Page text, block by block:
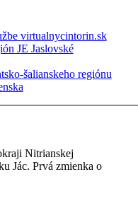
virtualnycintorin.sk
JE Jaslovské
šalianskeho regiónu
Nitrianskej
Jác. Prvá zmienka o